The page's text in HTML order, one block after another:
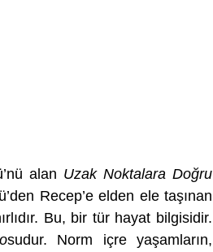
alan Uzak Noktalara Doğru
Recep’e elden ele taşınan
Bu, bir tür hayat bilgisidir.
sudur. Norm içre yaşamların,